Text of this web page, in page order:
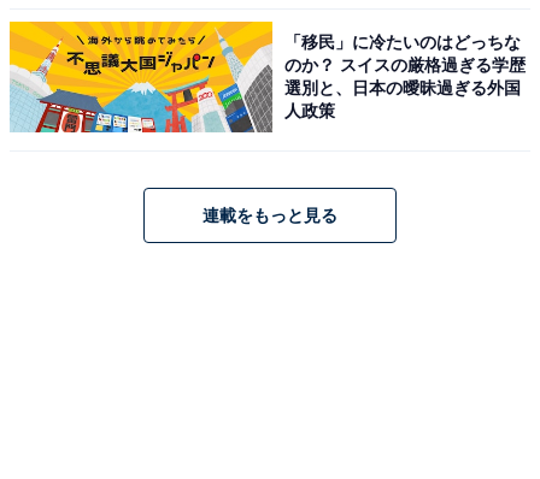
「移民」に冷たいのはどっちな
のか？ スイスの厳格過ぎる学歴
選別と、日本の曖昧過ぎる外国
人政策
連載をもっと見る